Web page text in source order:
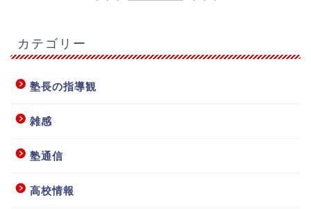
カテゴリー
塾長の指導観
雑感
塾通信
高校情報